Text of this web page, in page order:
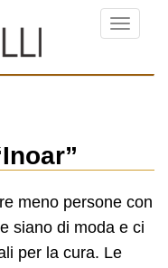
Menu
meno persone con
siano di moda e ci
per la cura. Le